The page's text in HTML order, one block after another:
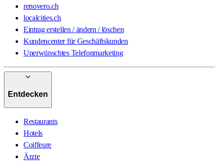
renovero.ch
localcities.ch
Eintrag erstellen / ändern / löschen
Kundencenter für Geschäftskunden
Unerwünschtes Telefonmarketing
Entdecken
Restaurants
Hotels
Coiffeure
Ärzte